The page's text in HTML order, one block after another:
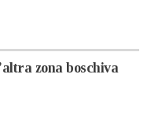
zona boschiva